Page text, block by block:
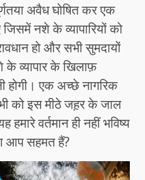
अवैध घोषित कर एक
नशे के व्यापारियों को
हो और सभी सुमदायों
के व्यापार के खिलाफ़
एक अच्छे नागरिक
को इस मीठे जह़र के जाल
हमारे वर्तमान ही नहीं भविष्य
आप सहमत हैं?